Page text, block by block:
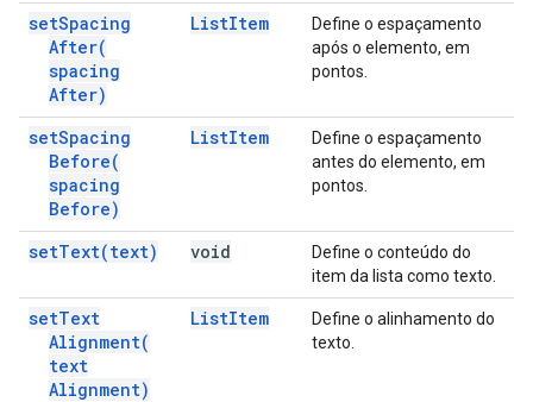
setSpacing
After(
spacing
After)
ListItem
Define o espaçamento
após o elemento, em
pontos.
setSpacing
Before(
spacing
Before)
ListItem
Define o espaçamento
antes do elemento, em
pontos.
setText(text) void
Define o conteúdo do
item da lista como texto.
setText
Alignment(
text
Alignment)
ListItem
Define o alinhamento do
texto.